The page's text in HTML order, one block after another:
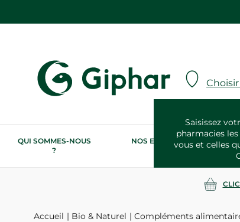
Saisissez
pharmacies
vous et celles
QUI SOMMES-NOUS
?
NOS ENGAGEMENTS
RSE
Accueil Bio & Naturel Compléments